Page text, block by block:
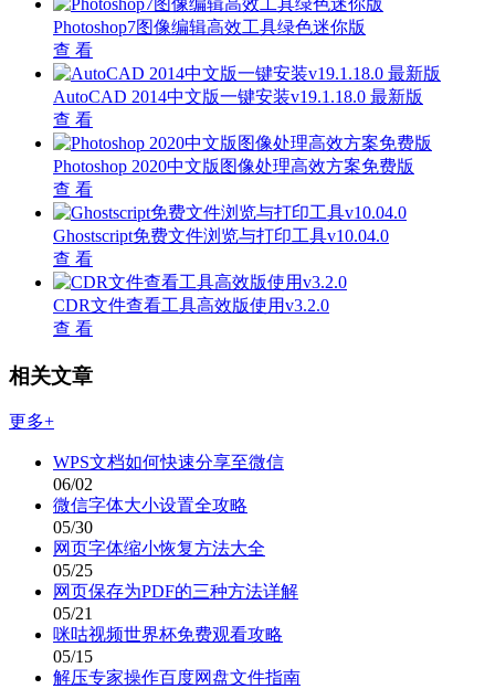
Photoshop7图像编辑高效工具绿色迷你版
查 看
AutoCAD 2014中文版一键安装v19.1.18.0 最新版
查 看
Photoshop 2020中文版图像处理高效方案免费版
查 看
Ghostscript免费文件浏览与打印工具v10.04.0
查 看
CDR文件查看工具高效版使用v3.2.0
查 看
相关文章
更多+
WPS文档如何快速分享至微信
06/02
微信字体大小设置全攻略
05/30
网页字体缩小恢复方法大全
05/25
网页保存为PDF的三种方法详解
05/21
咪咕视频世界杯免费观看攻略
05/15
解压专家操作百度网盘文件指南